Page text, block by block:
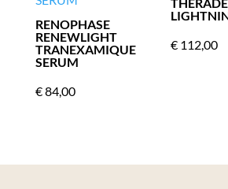
RENOPHASE
RENEWLIGHT
TRANEXAMIQUE
SERUM
€84,00
€112,00